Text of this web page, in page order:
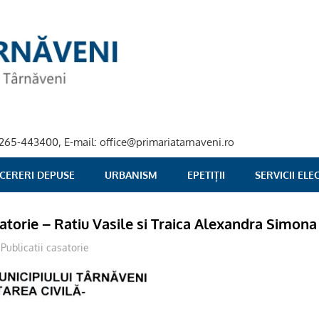
443400, E-mail: office@primariatarnaveni.ro
DEPUSE URBANISM EPETIȚII SERVICII
– Ratiu Vasile si Traica Alexandra Simona
Publicatii casatorie